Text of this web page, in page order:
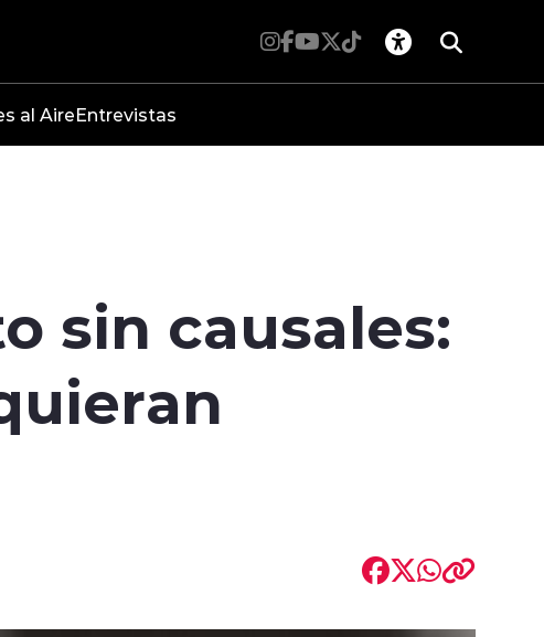
al AireEntrevistas
sin causales: